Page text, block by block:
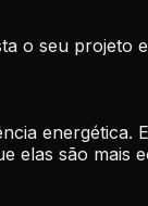
o seu projeto
energética.
elas são